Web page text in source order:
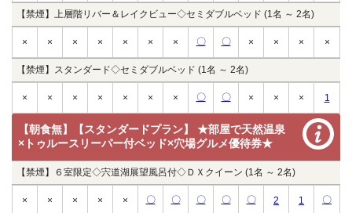
【禁煙】上層階リバー＆レイクビュー◇セミダブルベッド (1名 ～ 2名)
× × × × × × × 〇 〇 × × × ×
【禁煙】スタンダード◇セミダブルベッド (1名 ～ 2名)
× × × × × × × 〇 〇 × × × 1
【朝食無】【スタンダードプラン】 ★部屋で天然温泉
×トゥルースリーパー付ベッド×穴場グルメ優待券★
【禁煙】６室限定◇宍道湖展望風呂付◇ＤＸクイーン (1名 ～ 2名)
× × × × × 〇 〇 〇 〇 〇 2 1 〇